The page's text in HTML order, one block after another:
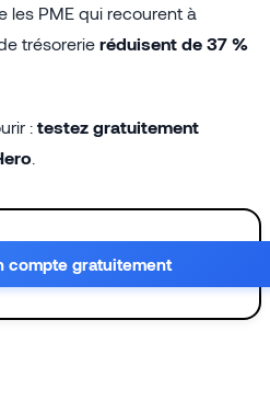
les PME qui recourent à
trésorerie réduisent de 37 %
: testez gratuitement
compte gratuitement